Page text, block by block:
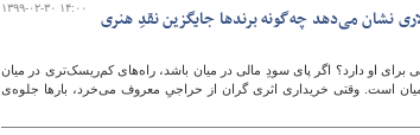
۱۳۹۹-۰۲-۳۰ ۱۴:۰۰
کتابِ‏ کوسه‌ی شکم‌‏پُرِ‌۱۲میلیون دلاری نشان می‏‌دهد چه‏‌گونه برندها جایگزین نقدِ هنری
برای او دارد؟ اگر پای سودِ مالی در میان باشد، راه‌های کم‌ریسک‌تری در میان
است. وقتی خریداری اثری گران از حراجیِ معروف می‌خرد، بارها جلوه‌ی